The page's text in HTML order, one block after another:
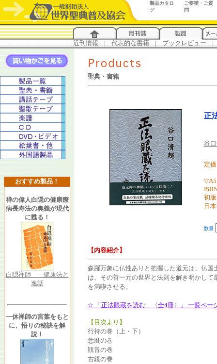
製品カタロ
グ
ご要望・ご質
問
近刊情報 | 代表的な書籍 | ブックレビュー |
おすすめ製品！
禅の偉人白隠の健康療
病長寿法の奥義が現代
に甦る！
白隠禅師 ―健康法と
逸話
一休禅師の言葉をもと
に、悟りの秘訣を解
説！
聖典・書籍
正
谷
定
▽A5
初
日
数量
【内容紹介】
森羅万象に仏性ありと把握した道元は、仏
は、その善一元の世界と法則を解き明かし
を満喫させる。
☆ 「正法眼蔵を読む 〈全4冊〉」 一覧ペー
【目次より】
行持の巻（上・下）
恁麼の巻
観音の巻
古鏡の巻